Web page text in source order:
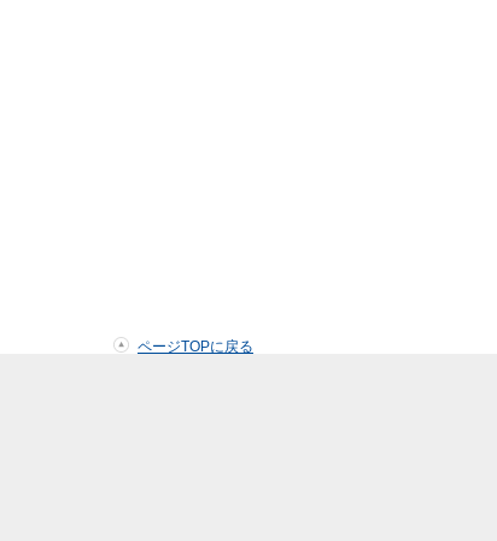
ページTOPに戻る